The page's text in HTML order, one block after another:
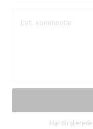
Evt. kommentar
Har du